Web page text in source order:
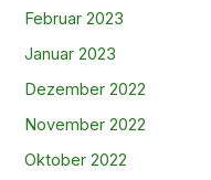
Februar 2023
Januar 2023
Dezember 2022
November 2022
Oktober 2022